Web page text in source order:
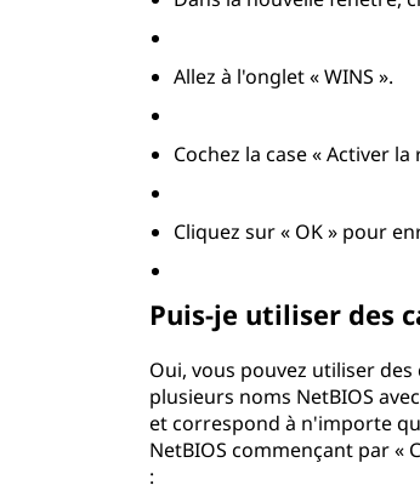
Allez à l'onglet « WINS ».
Cochez la case « Activer
Cliquez sur « OK » pour
Puis-je utiliser des
Oui, vous pouvez utiliser
plusieurs noms NetBIOS
et correspond à n'importe
NetBIOS commençant par «
: